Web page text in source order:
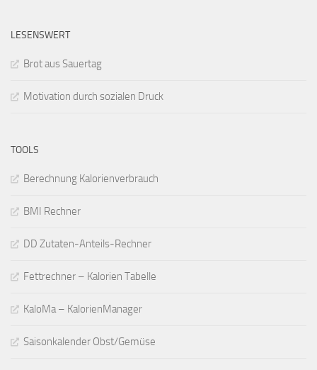
LESENSWERT
Brot aus Sauertag
Motivation durch sozialen Druck
TOOLS
Berechnung Kalorienverbrauch
BMI Rechner
DD Zutaten-Anteils-Rechner
Fettrechner – Kalorien Tabelle
KaloMa – KalorienManager
Saisonkalender Obst/Gemüse